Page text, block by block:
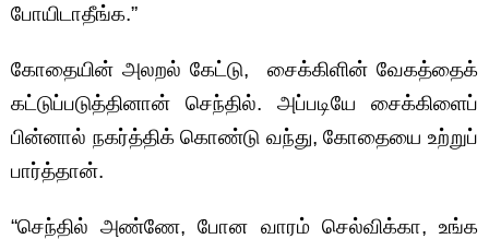
போயிடாதீங்க.”
கோதையின் அலறல் கேட்டு, சைக்கிளின் வேகத்தைக்
கட்டுப்படுத்தினான் செந்தில். அப்படியே சைக்கிளைப்
பின்னால் நகர்த்திக் கொண்டு வந்து, கோதையை உற்றுப்
பார்த்தான்.
“செந்தில் அண்ணே, போன வாரம் செல்விக்கா, உங்க